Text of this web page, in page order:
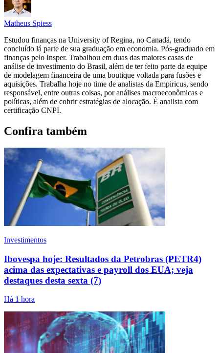
Matheus Spiess
Estudou finanças na University of Regina, no Canadá, tendo
concluído lá parte de sua graduação em economia. Pós-graduado em
finanças pelo Insper. Trabalhou em duas das maiores casas de
análise de investimento do Brasil, além de ter feito parte da equipe
de modelagem financeira de uma boutique voltada para fusões e
aquisições. Trabalha hoje no time de analistas da Empiricus, sendo
responsável, entre outras coisas, por análises macroeconômicas e
políticas, além de cobrir estratégias de alocação. É analista com
certificação CNPI.
Confira também
Investimentos
Ibovespa hoje: Resultados da Petrobras (PETR4)
acima das expectativas e payroll dos EUA; veja
destaques desta sexta (7)
Há 1 hora